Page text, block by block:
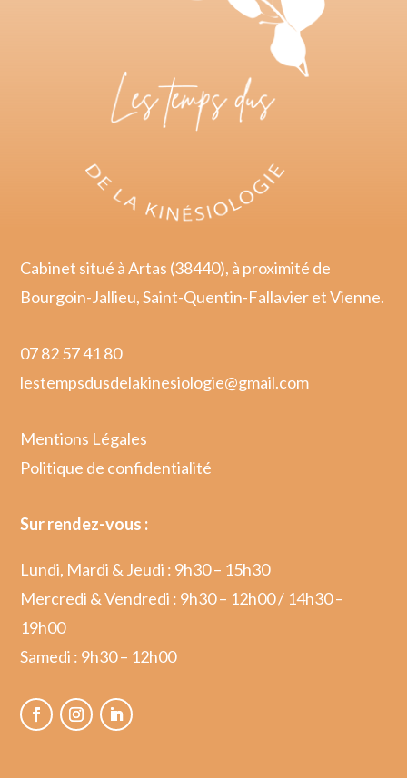
Cabinet situé à Artas (38440), à proximité de
Bourgoin-Jallieu, Saint-Quentin-Fallavier et Vienne.
07 82 57 41 80
lestempsdusdelakinesiologie@gmail.com
Mentions Légales
Politique de confidentialité
Sur rendez-vous :
Lundi, Mardi & Jeudi : 9h30 – 15h30
Mercredi & Vendredi : 9h30 – 12h00 / 14h30 –
19h00
Samedi : 9h30 – 12h00